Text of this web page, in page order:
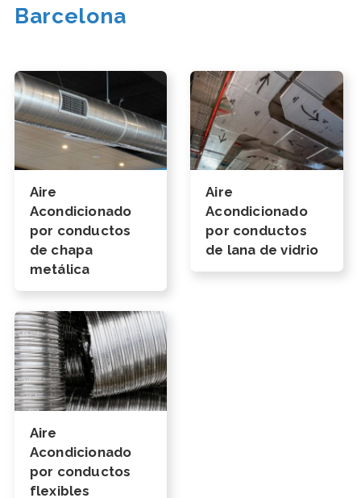
Barcelona
Aire
Acondicionado
por conductos
de chapa
metálica
Aire
Acondicionado
por conductos
de lana de vidrio
Aire
Acondicionado
por conductos
flexibles